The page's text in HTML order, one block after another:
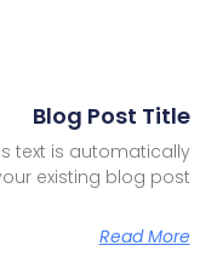
Blog Post Title
text is automatically
existing blog post.
Read More